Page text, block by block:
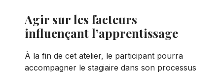
Agir sur les facteurs
influençant l’apprentissage
À la fin de cet atelier, le participant pourra
accompagner le stagiaire dans son processus